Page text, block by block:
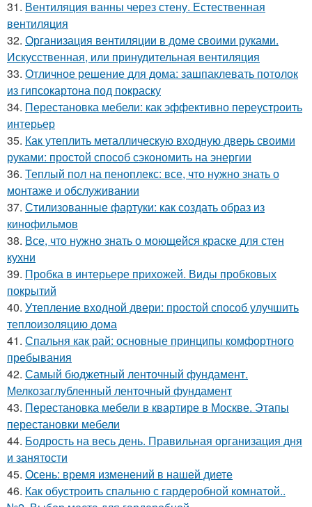
31. Вентиляция ванны через стену. Естественная
вентиляция
32. Организация вентиляции в доме своими руками.
Искусственная, или принудительная вентиляция
33. Отличное решение для дома: зашпаклевать потолок
из гипсокартона под покраску
34. Перестановка мебели: как эффективно переустроить
интерьер
35. Как утеплить металлическую входную дверь своими
руками: простой способ сэкономить на энергии
36. Теплый пол на пеноплекс: все, что нужно знать о
монтаже и обслуживании
37. Стилизованные фартуки: как создать образ из
кинофильмов
38. Все, что нужно знать о моющейся краске для стен
кухни
39. Пробка в интерьере прихожей. Виды пробковых
покрытий
40. Утепление входной двери: простой способ улучшить
теплоизоляцию дома
41. Спальня как рай: основные принципы комфортного
пребывания
42. Самый бюджетный ленточный фундамент.
Мелкозаглубленный ленточный фундамент
43. Перестановка мебели в квартире в Москве. Этапы
перестановки мебели
44. Бодрость на весь день. Правильная организация дня
и занятости
45. Осень: время изменений в нашей диете
46. Как обустроить спальню с гардеробной комнатой..